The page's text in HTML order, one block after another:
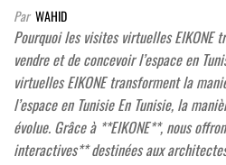
Par WAHID
Pourquoi les visites virtuelles EIKONE
vendre et de concevoir l’espace en
virtuelles EIKONE transforment la
l’espace en Tunisie En Tunisie, la
évolue. Grâce à **EIKONE**, nous
interactives** destinées aux